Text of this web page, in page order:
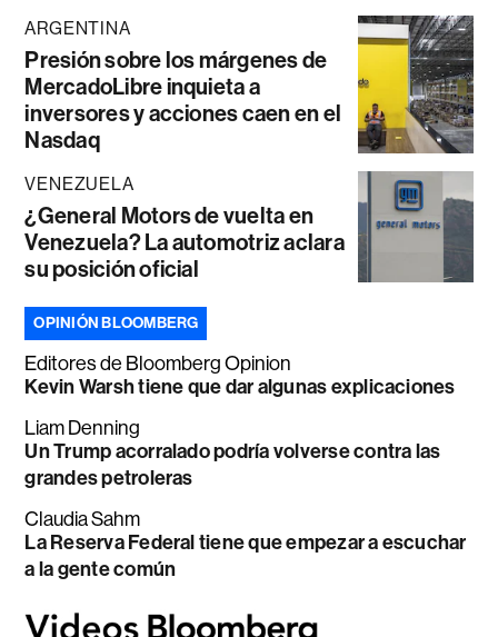
ARGENTINA
Presión sobre los márgenes de
MercadoLibre inquieta a
inversores y acciones caen en el
Nasdaq
VENEZUELA
¿General Motors de vuelta en
Venezuela? La automotriz aclara
su posición oficial
OPINIÓN BLOOMBERG
Editores de Bloomberg Opinion
Kevin Warsh tiene que dar algunas explicaciones
Liam Denning
Un Trump acorralado podría volverse contra las
grandes petroleras
Claudia Sahm
La Reserva Federal tiene que empezar a escuchar
a la gente común